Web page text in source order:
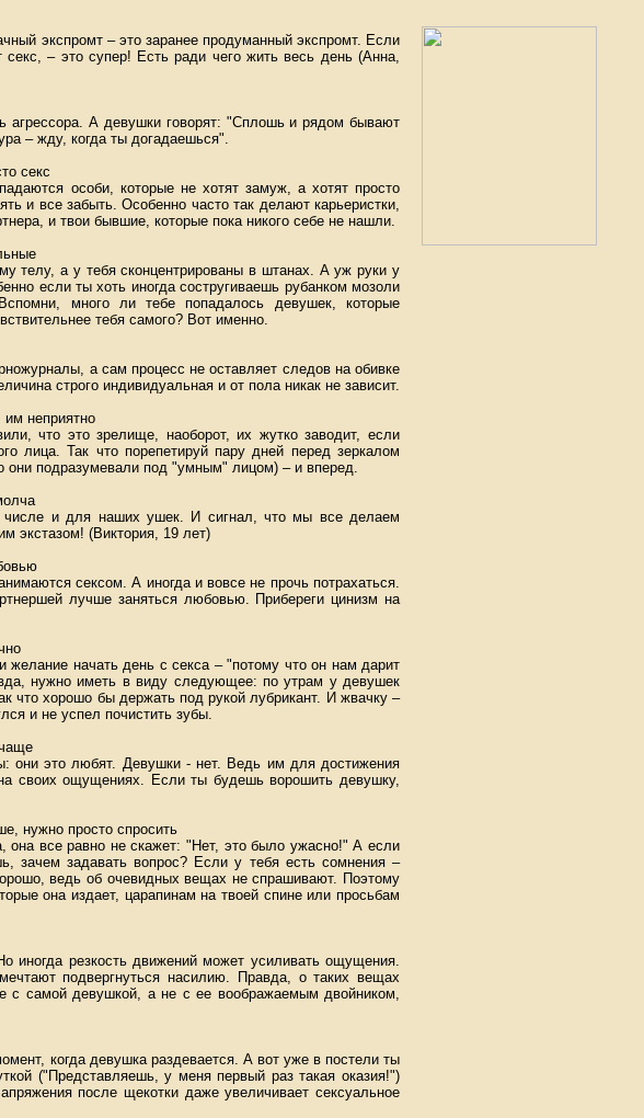
экспромт – это заранее продуманный экспромт. Если
секс, – это супер! Есть ради чего жить весь день (Анна,
агрессора. А девушки говорят: "Сплошь и рядом бывают
– жду, когда ты догадаешься".
секс
особи, которые не хотят замуж, а хотят просто
и все забыть. Особенно часто так делают карьеристки,
и твои бывшие, которые пока никого себе не нашли.
телу, а у тебя сконцентрированы в штанах. А уж руки у
если ты хоть иногда состругиваешь рубанком мозоли
много ли тебе попадалось девушек, которые
тебя самого? Вот именно.
а сам процесс не оставляет следов на обивке
строго индивидуальная и от пола никак не зависит.
неприятно
что это зрелище, наоборот, их жутко заводит, если
лица. Так что порепетируй пару дней перед зеркалом
они подразумевали под "умным" лицом) – и вперед.
числе и для наших ушек. И сигнал, что мы все делаем
экстазом! (Виктория, 19 лет)
сексом. А иногда и вовсе не прочь потрахаться.
лучше заняться любовью. Прибереги цинизм на
желание начать день с секса – "потому что он нам дарит
нужно иметь в виду следующее: по утрам у девушек
что хорошо бы держать под рукой лубрикант. И жвачку –
и не успел почистить зубы.
они это любят. Девушки - нет. Ведь им для достижения
своих ощущениях. Если ты будешь ворошить девушку,
нужно просто спросить
она все равно не скажет: "Нет, это было ужасно!" А если
задавать вопрос? Если у тебя есть сомнения –
ведь об очевидных вещах не спрашивают. Поэтому
она издает, царапинам на твоей спине или просьбам
иногда резкость движений может усиливать ощущения.
подвергнуться насилию. Правда, о таких вещах
с самой девушкой, а не с ее воображаемым двойником,
когда девушка раздевается. А вот уже в постели ты
("Представляешь, у меня первый раз такая оказия!")
после щекотки даже увеличивает сексуальное